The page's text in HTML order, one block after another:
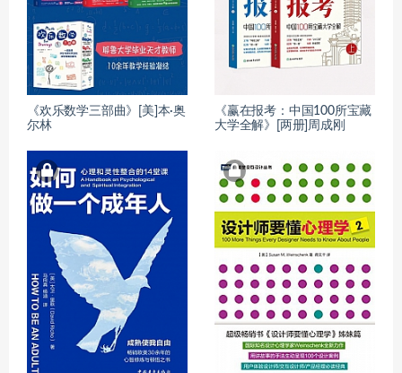
《欢乐数学三部曲》[美]本·奥
尔林
《赢在报考：中国100所宝藏
大学全解》[两册]周成刚